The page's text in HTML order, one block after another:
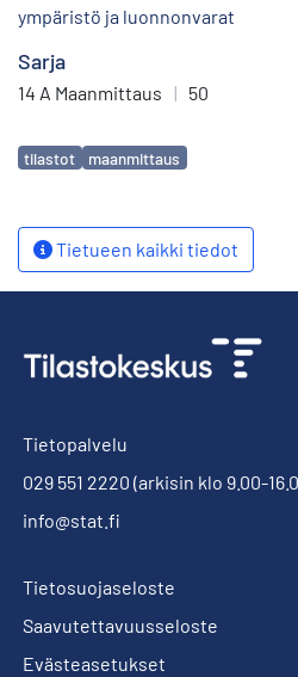
ympäristö ja luonnonvarat
Sarja
14 A Maanmittaus | 50
Avainsanat
tilastot maanmittaus
Tietueen kaikki tiedot
Tietopalvelu
029 551 2220 (arkisin klo 9.00-
info@stat.fi
Tietosuojaseloste
Saavutettavuusseloste
Evästeasetukset